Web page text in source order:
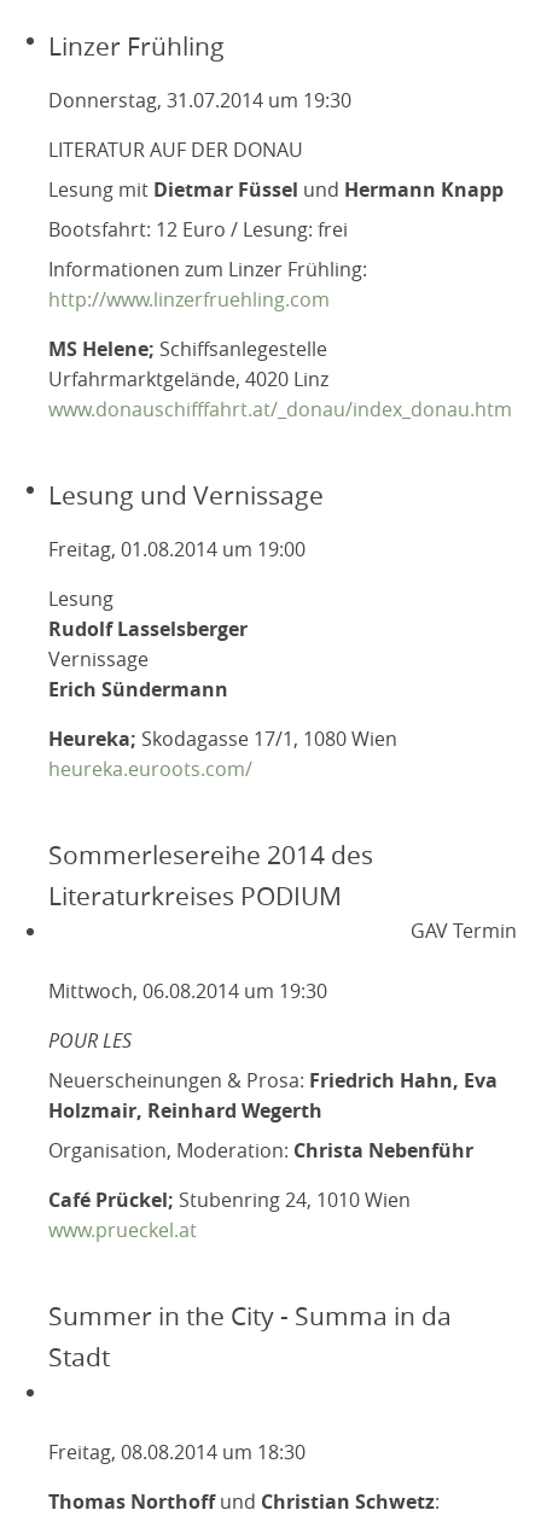
Linzer Frühling
Donnerstag, 31.07.2014 um 19:30
LITERATUR AUF DER DONAU
Lesung mit Dietmar Füssel und Hermann Knapp
Bootsfahrt: 12 Euro / Lesung: frei
Informationen zum Linzer Frühling:
http://www.linzerfruehling.com
MS Helene; Schiffsanlegestelle
Urfahrmarktgelände, 4020 Linz
www.donauschifffahrt.at/_donau/index_donau.htm
Lesung und Vernissage
Freitag, 01.08.2014 um 19:00
Lesung
Rudolf Lasselsberger
Vernissage
Erich Sündermann
Heureka; Skodagasse 17/1, 1080 Wien
heureka.euroots.com/
Sommerlesereihe 2014 des
Literaturkreises PODIUM
GAV Termin
Mittwoch, 06.08.2014 um 19:30
POUR LES
Neuerscheinungen & Prosa: Friedrich Hahn, Eva
Holzmair, Reinhard Wegerth
Organisation, Moderation: Christa Nebenführ
Café Prückel; Stubenring 24, 1010 Wien
www.prueckel.at
Summer in the City - Summa in da
Stadt
Freitag, 08.08.2014 um 18:30
Thomas Northoffund Christian Schwetz: